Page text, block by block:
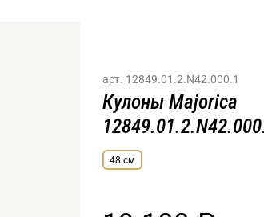
арт. 12849.01.2.N42.000.1
Кулоны Majorica
48 см